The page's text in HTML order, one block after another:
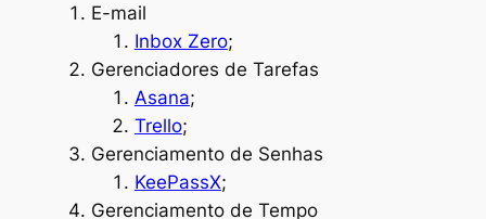
E-mail
Inbox Zero;
Gerenciadores de Tarefas
Asana;
Trello;
Gerenciamento de Senhas
KeePassX;
Gerenciamento de Tempo